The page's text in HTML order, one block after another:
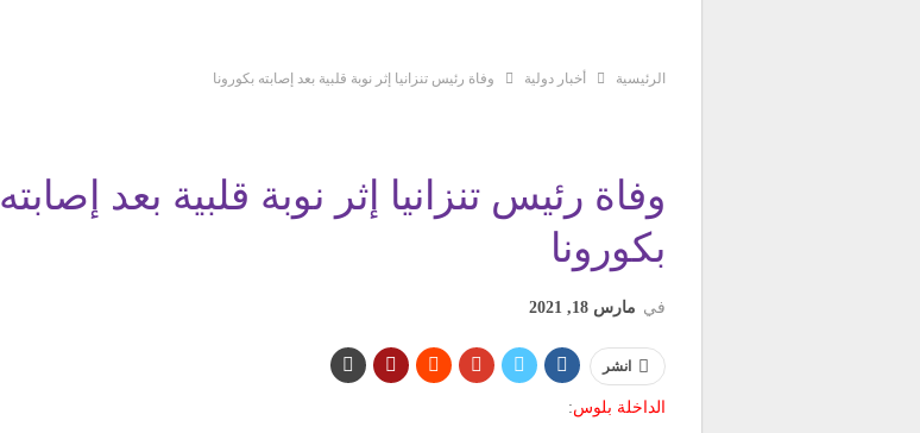
الرئيسية أخبار دولية وفاة رئيس تنزانيا إثر نوبة قلبية بعد إصابته بكورونا
وفاة رئيس تنزانيا إثر نوبة قلبية بعد إصابته
بكورونا
في مارس 18, 2021
انشر
الداخلة بلوس: